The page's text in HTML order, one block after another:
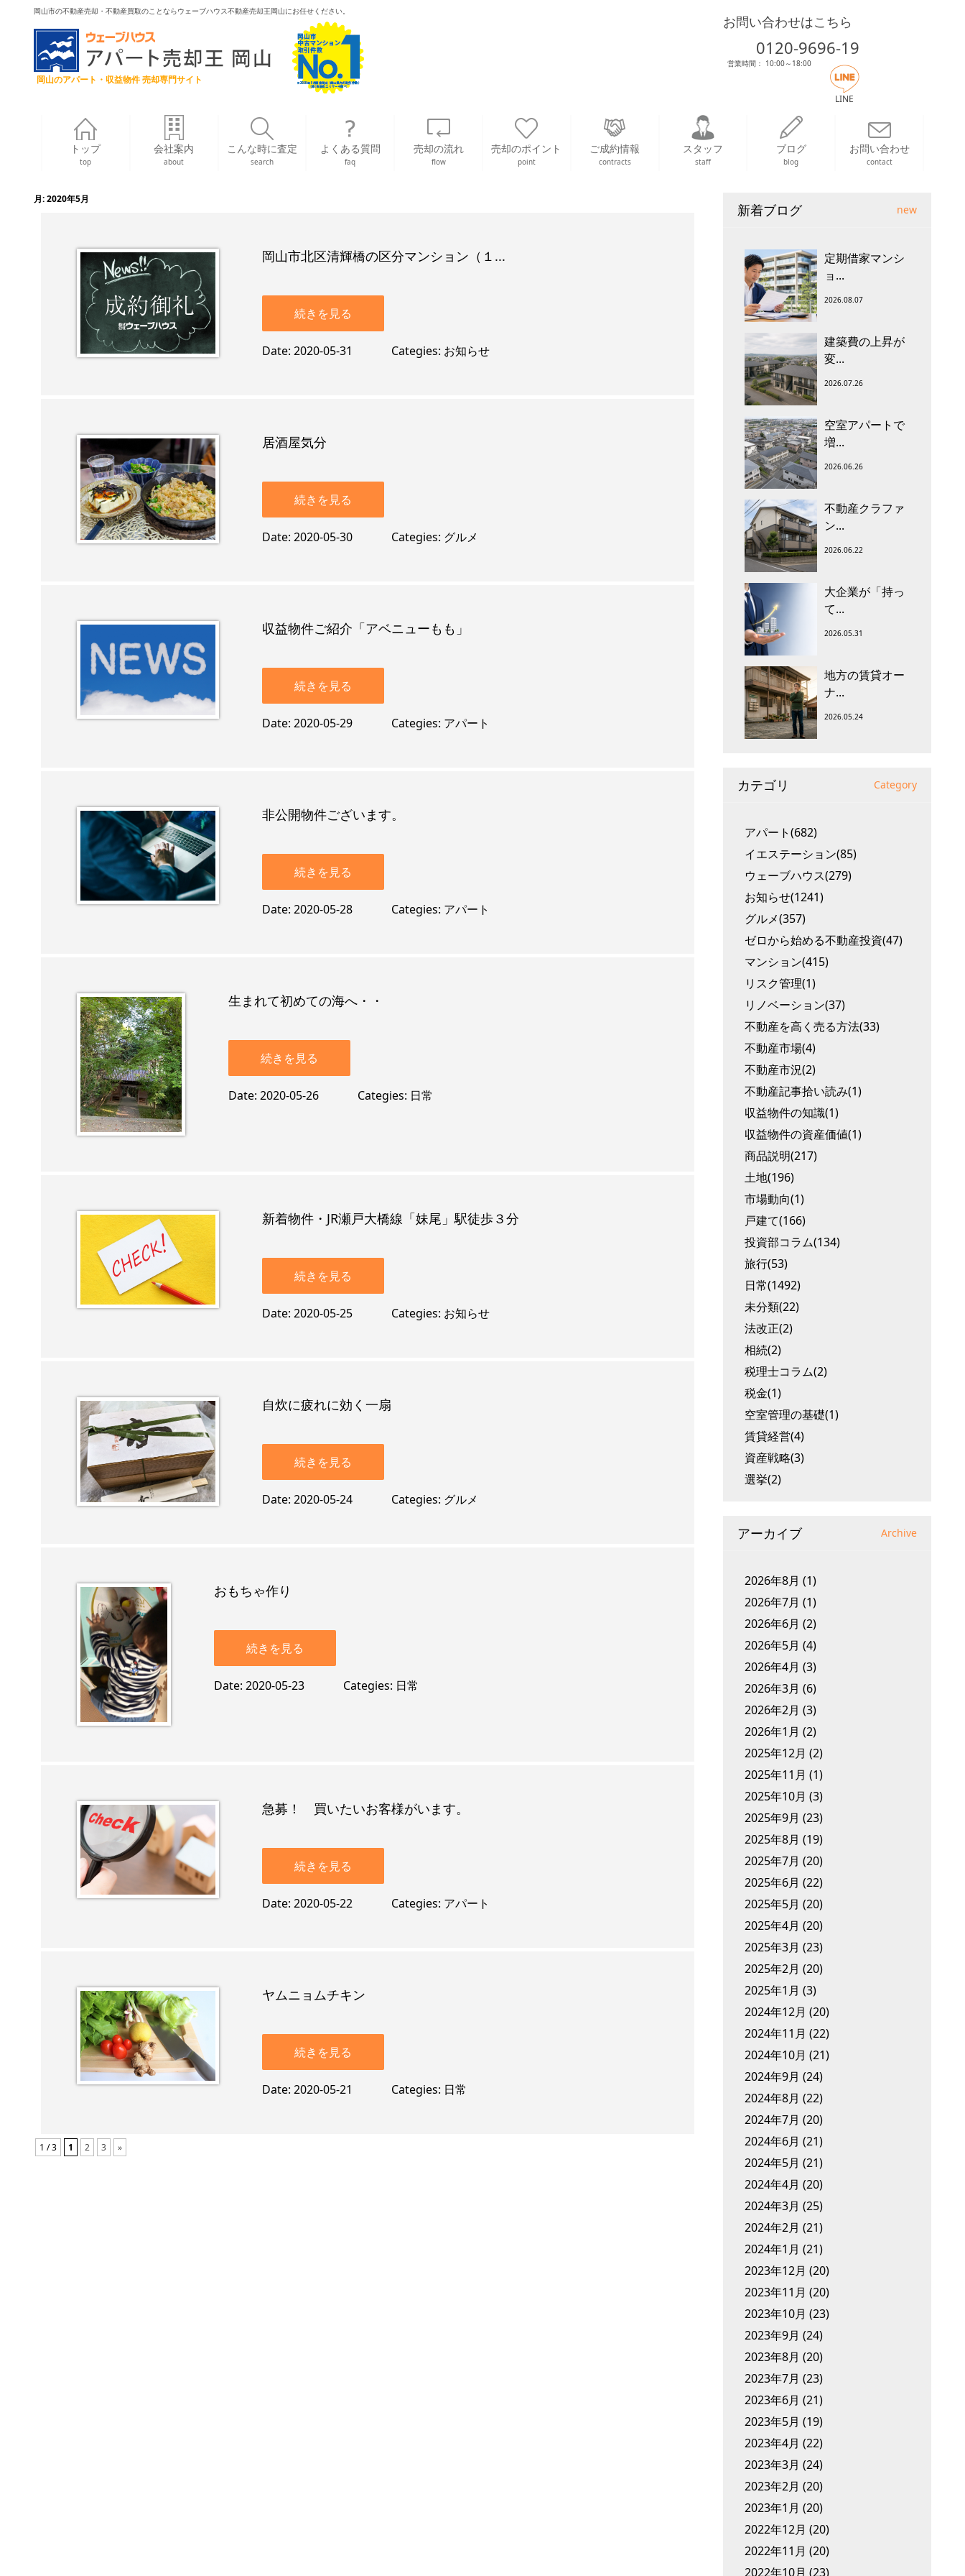
岡山市の不動産売却・不動産買取のことならウェーブハウス不動産売却王岡山にお任せください。
岡山のアパート・収益物件 売却専門サイト
お問い合わせはこちら
0120-9696-19
営業時間： 10:00～18:00
LINE
トップ
top
会社案内
about
こんな時に査定
search
よくある質問
faq
売却の流れ
flow
売却のポイント
point
ご成約情報
contracts
スタッフ
staff
ブログ
blog
お問い合わせ
contact
月:2020年5月
岡山市北区清輝橋の区分マンション（１...
続きを見る
Date 2020-05-31 Categies お知らせ
居酒屋気分
続きを見る
Date 2020-05-30 Categies グルメ
収益物件ご紹介「アベニューもも」
続きを見る
Date 2020-05-29 Categies アパート
非公開物件ございます。
続きを見る
Date 2020-05-28 Categies アパート
生まれて初めての海へ・・
続きを見る
Date 2020-05-26 Categies 日常
新着物件・JR瀬戸大橋線「妹尾」駅徒歩３分
続きを見る
Date 2020-05-25 Categies お知らせ
自炊に疲れに効く一扇
続きを見る
Date 2020-05-24 Categies グルメ
おもちゃ作り
続きを見る
Date 2020-05-23 Categies 日常
急募！ 買いたいお客様がいます。
続きを見る
Date 2020-05-22 Categies アパート
ヤムニョムチキン
続きを見る
Date 2020-05-21 Categies 日常
1 / 3 1 2 3 »
新着ブログ new
定期借家マンシ
ョ...
2026.08.07
建築費の上昇が
変...
2026.07.26
空室アパートで
増...
2026.06.26
不動産クラファ
ン...
2026.06.22
大企業が「持っ
て...
2026.05.31
地方の賃貸オー
ナ...
2026.05.24
カテゴリ Category
アパート(682)
イエステーション(85)
ウェーブハウス(279)
お知らせ(1241)
グルメ(357)
ゼロから始める不動産投資(47)
マンション(415)
リスク管理(1)
リノベーション(37)
不動産を高く売る方法(33)
不動産市場(4)
不動産市況(2)
不動産記事拾い読み(1)
収益物件の知識(1)
収益物件の資産価値(1)
商品説明(217)
土地(196)
市場動向(1)
戸建て(166)
投資部コラム(134)
旅行(53)
日常(1492)
未分類(22)
法改正(2)
相続(2)
税理士コラム(2)
税金(1)
空室管理の基礎(1)
賃貸経営(4)
資産戦略(3)
選挙(2)
アーカイブ Archive
2026年8月 (1)
2026年7月 (1)
2026年6月 (2)
2026年5月 (4)
2026年4月 (3)
2026年3月 (6)
2026年2月 (3)
2026年1月 (2)
2025年12月 (2)
2025年11月 (1)
2025年10月 (3)
2025年9月 (23)
2025年8月 (19)
2025年7月 (20)
2025年6月 (22)
2025年5月 (20)
2025年4月 (20)
2025年3月 (23)
2025年2月 (20)
2025年1月 (3)
2024年12月 (20)
2024年11月 (22)
2024年10月 (21)
2024年9月 (24)
2024年8月 (22)
2024年7月 (20)
2024年6月 (21)
2024年5月 (21)
2024年4月 (20)
2024年3月 (25)
2024年2月 (21)
2024年1月 (21)
2023年12月 (20)
2023年11月 (20)
2023年10月 (23)
2023年9月 (24)
2023年8月 (20)
2023年7月 (23)
2023年6月 (21)
2023年5月 (19)
2023年4月 (22)
2023年3月 (24)
2023年2月 (20)
2023年1月 (20)
2022年12月 (20)
2022年11月 (20)
2022年10月 (23)